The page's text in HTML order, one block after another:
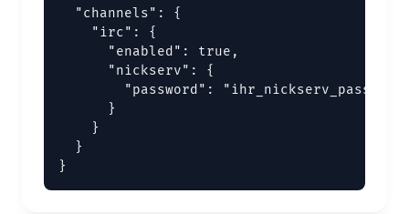
  "channels": {
    "irc": {
      "enabled": true,
      "nickserv": {
"password":
      }
    }
  }
}